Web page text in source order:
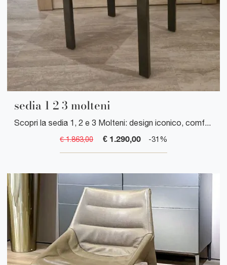
sedia 1 2 3 molteni
Scopri la sedia 1, 2 e 3 Molteni: design iconico, comfort e qualità per ambienti eleganti.
€ 1.863,00 € 1.290,00 -31%